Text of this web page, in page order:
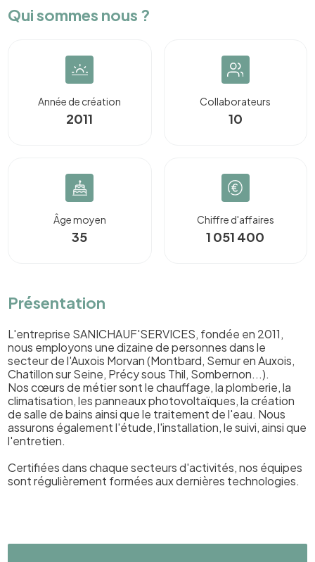
Qui sommes nous ?
Année de création
2011
Collaborateurs
10
Âge moyen
35
Chiffre d'affaires
1 051 400
Présentation
L'entreprise SANICHAUF'SERVICES, fondée en 2011,
nous employons une dizaine de personnes dans le
secteur de l'Auxois Morvan (Montbard, Semur en Auxois,
Chatillon sur Seine, Précy sous Thil, Sombernon...).
Nos cœurs de métier sont le chauffage, la plomberie, la
climatisation, les panneaux photovoltaïques, la création
de salle de bains ainsi que le traitement de l'eau. Nous
assurons également l'étude, l'installation, le suivi, ainsi que
l'entretien.
Certifiées dans chaque secteurs d'activités, nos équipes
sont régulièrement formées aux dernières technologies.